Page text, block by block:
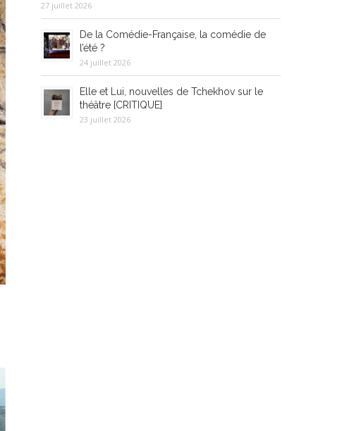
27 juillet 2026
De la Comédie-Française, la comédie de
l’été ?
24 juillet 2026
Elle et Lui, nouvelles de Tchekhov sur le
théâtre [CRITIQUE]
23 juillet 2026